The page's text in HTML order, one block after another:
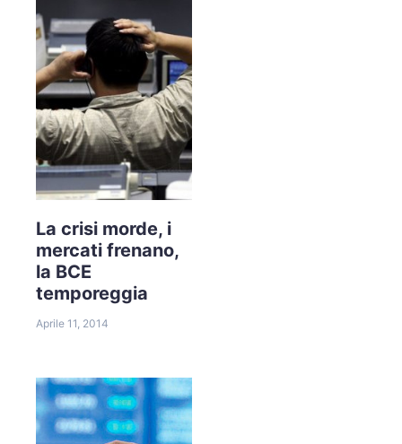
La crisi morde, i
mercati frenano,
la BCE
temporeggia
Aprile 11, 2014